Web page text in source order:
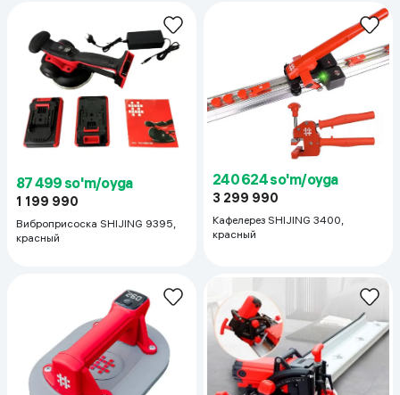
87 499 so'm/oyga
1 199 990
Виброприсоска SHIJING 9395,
красный
240 624 so'm/oyga
3 299 990
Кафелерез SHIJING 3400,
красный